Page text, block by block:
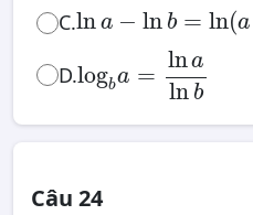
C.lna − ln b = ln(a
ln a− lnb =ln a−b)
D.logba =
lna
ln b
lna ln
Câu 24